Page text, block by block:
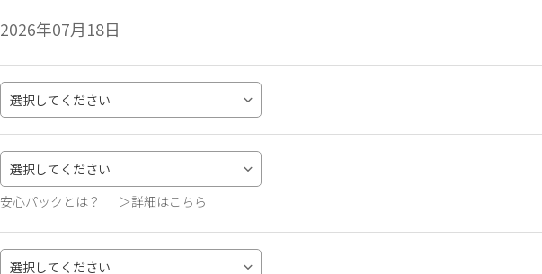
2026年07月18日
安心パックとは？ ＞詳細はこちら